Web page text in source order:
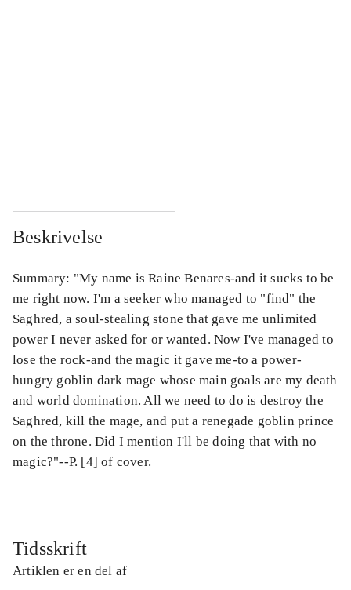
Beskrivelse
Summary: "My name is Raine Benares-and it sucks to be
me right now. I'm a seeker who managed to "find" the
Saghred, a soul-stealing stone that gave me unlimited
power I never asked for or wanted. Now I've managed to
lose the rock-and the magic it gave me-to a power-
hungry goblin dark mage whose main goals are my death
and world domination. All we need to do is destroy the
Saghred, kill the mage, and put a renegade goblin prince
on the throne. Did I mention I'll be doing that with no
magic?"--P. [4] of cover.
Tidsskrift
Artiklen er en del af